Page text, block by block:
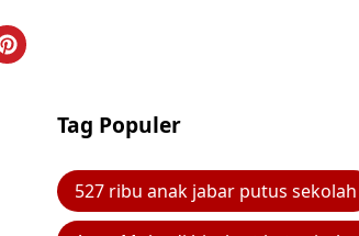
Tag Populer
527 ribu anak jabar putus sekolah